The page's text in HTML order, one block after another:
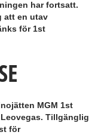
har fortsatt.
att en utav
för 1st
MGM 1st
Tillgänglig
för